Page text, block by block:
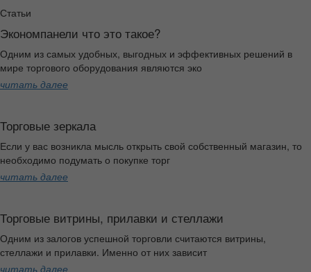
Статьи
Экономпанели что это такое?
Одним из самых удобных, выгодных и эффективных решений в
мире торгового оборудования являются эко
читать далее
Торговые зеркала
Если у вас возникла мысль открыть свой собственный магазин, то
необходимо подумать о покупке торг
читать далее
Торговые витрины, прилавки и стеллажи
Одним из залогов успешной торговли считаются витрины,
стеллажи и прилавки. Именно от них зависит
читать далее